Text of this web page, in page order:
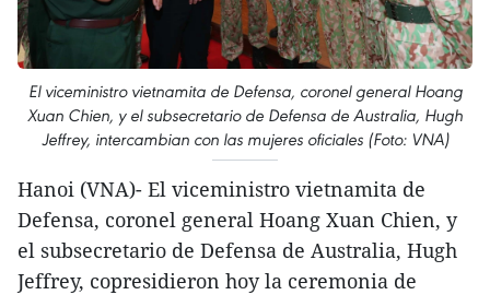
El viceministro vietnamita de Defensa, coronel general Hoang
Xuan Chien, y el subsecretario de Defensa de Australia, Hugh
Jeffrey, intercambian con las mujeres oficiales (Foto: VNA)
Hanoi (VNA)- El viceministro vietnamita de
Defensa, coronel general Hoang Xuan Chien, y
el subsecretario de Defensa de Australia, Hugh
Jeffrey, copresidieron hoy la ceremonia de